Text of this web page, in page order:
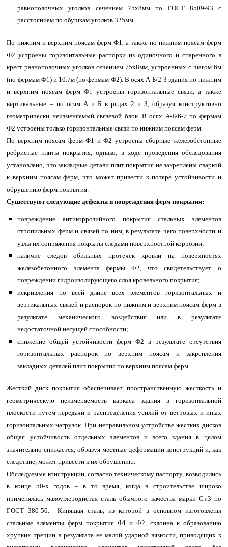
равнополочных уголков сечением 75х8мм по ГОСТ 8509-93 с
расстоянием по обушкам уголков 325мм.
По нижним и верхним поясам ферм Ф1, а также по нижним поясам ферм
Ф2 устроены горизонтальные распорки из одиночного и спаренного в
крест равнополочных уголков сечением 75х8мм, устроенных с шагом 6м
(по фермам Ф1) и 10.7м (по фермам Ф2). В осях А-Б/2-3 здания по нижним
и верхним поясам ферм Ф1 устроены горизонтальные связи, а также
вертикальные – по осям А и Б в рядах 2 и 3, образуя конструктивно
геометрически неизменяемый связевой блок. В осях А-Б/6-7 по фермам
Ф2 устроены только горизонтальные связи по нижним поясам ферм.
По верхним поясам ферм Ф1 и Ф2 устроены сборные железобетонные
ребристые плиты покрытия, однако, в ходе проведения обследования
установлено, что закладные детали плит покрытия не закреплены сваркой
к верхним поясам ферм, что может привести к потере устойчивости и
обрушению ферм покрытия.
Существуют следующие дефекты и повреждения ферм покрытия:
повреждение антикоррозийного покрытия стальных элементов
стропильных ферм и связей по ним, в результате чего поверхности и
узлы их сопряжения покрыты следами поверхностной коррозии;
наличие следов обильных протечек кровли на поверхностях
железобетонного элемента фермы Ф2, что свидетельствует о
повреждении гидроизолирующего слоя кровельного покрытия;
искривления по всей длине всех элементов горизонтальных и
вертикальных связей и распорок по нижним и верхним поясам ферм в
результате механического воздействия или в результате
недостаточной несущей способности;
снижение общей устойчивости ферм Ф2 в результате отсутствия
горизонтальных распорок по верхним поясам и закрепления
закладных деталей плит покрытия по верхним поясам ферм.
Жесткий диск покрытия обеспечивает пространственную жесткость и
геометрическую неизменяемость каркаса здания в горизонтальной
плоскости путем передачи и распределения усилий от ветровых и иных
горизонтальных нагрузок. При неправильном устройстве жестких дисков
общая устойчивость отдельных элементов и всего здания в целом
значительно снижается, образуя местные деформации конструкций и, как
следствие, может привести к их обрушению.
Обследуемые конструкции, согласно техническому паспорту, возводились
в конце 50-х годов – в то время, когда в строительстве широко
применялась малоуглеродистая сталь обычного качества марки Ст.3 по
ГОСТ 380-50. Кипящая сталь, из которой в основном изготовлены
стальные элементы ферм покрытия Ф1 и Ф2, склонна к образованию
хрупких трещин в результате ее малой ударной вязкости, приводящих к